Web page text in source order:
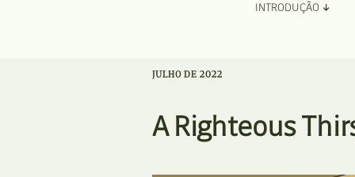
INTRODUÇÃO
Ficha Técnica e Apoios
JULHO DE 2022
A Righteous